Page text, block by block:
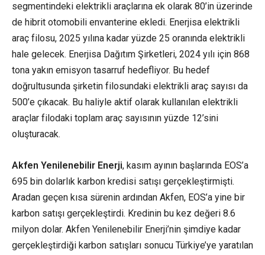
segmentindeki elektrikli araçlarına ek olarak 80’in üzerinde
de hibrit otomobili envanterine ekledi. Enerjisa elektrikli
araç filosu, 2025 yılına kadar yüzde 25 oranında elektrikli
hale gelecek. Enerjisa Dağıtım Şirketleri, 2024 yılı için 868
tona yakın emisyon tasarruf hedefliyor. Bu hedef
doğrultusunda şirketin filosundaki elektrikli araç sayısı da
500’e çıkacak. Bu haliyle aktif olarak kullanılan elektrikli
araçlar filodaki toplam araç sayısının yüzde 12’sini
oluşturacak.
Akfen Yenilenebilir Enerji, kasım ayının başlarında EOS’a
695 bin dolarlık karbon kredisi satışı gerçekleştirmişti.
Aradan geçen kısa sürenin ardından Akfen, EOS’a yine bir
karbon satışı gerçekleştirdi. Kredinin bu kez değeri 8.6
milyon dolar. Akfen Yenilenebilir Enerji’nin şimdiye kadar
gerçekleştirdiği karbon satışları sonucu Türkiye’ye yaratılan